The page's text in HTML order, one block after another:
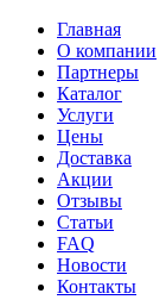
Главная
О компании
Партнеры
Каталог
Услуги
Цены
Доставка
Акции
Отзывы
Статьи
FAQ
Новости
Контакты